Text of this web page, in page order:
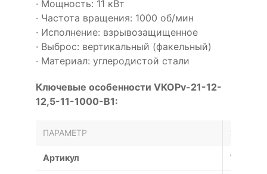
· Мощность: 11 кВт
· Частота вращения: 1000 об/мин
· Исполнение: взрывозащищенное
· Выброс: вертикальный (факельный)
· Материал: углеродистой стали
Ключевые особенности VKOPv-21-12-
12,5-11-1000-B1:
ПАРАМЕТР
Артикул VKOPv-